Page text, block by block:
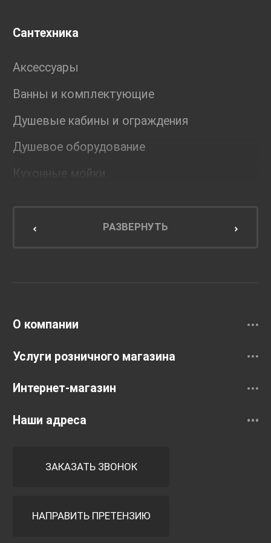
Сантехника
Аксессуары
Ванны и комплектующие
Душевые кабины и ограждения
Душевое оборудование
Кухонные мойки
Мебель для кухниРАЗВЕРНУТЬ
О компании
Услуги розничного магазина
Интернет-магазин
Наши адреса
ЗАКАЗАТЬ ЗВОНОК
НАПРАВИТЬ ПРЕТЕНЗИЮ